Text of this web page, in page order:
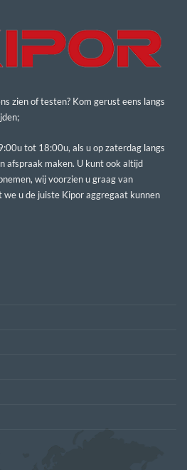
zien of testen? Kom gerust eens langs
tot 18:00u, als u op zaterdag langs
afspraak maken. U kunt ook altijd
wij voorzien u graag van
u de juiste Kipor aggregaat kunnen